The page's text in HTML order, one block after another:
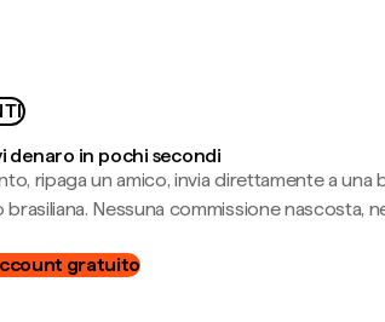
denaro in pochi secondi
ripaga un amico, invia direttamente a una
brasiliana. Nessuna commissione nascosta,
gratuito